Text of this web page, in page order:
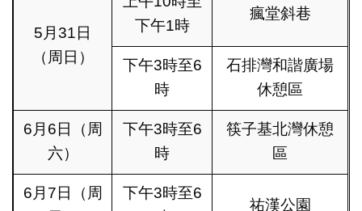
5月31日
（周日）
下午1時
瘋堂斜巷
下午3時至6
時
石排灣和諧廣場
休憩區
6月6日（周
六）
下午3時至6
時
筷子基北灣休憩
區
6月7日（周
下午3時至6
祐漢公園